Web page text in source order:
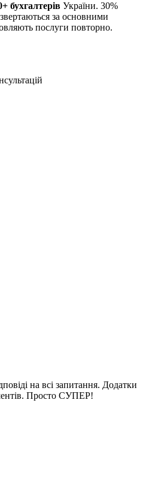
бухгалтерів України. 30%
за основними
послуги повторно.
на всі запитання. Додатки
Просто СУПЕР!